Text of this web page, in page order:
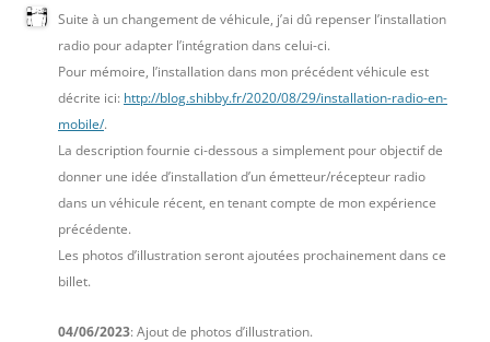
Suite à un changement de véhicule, j’ai dû repenser l’installation
radio pour adapter l’intégration dans celui-ci.
Pour mémoire, l’installation dans mon précédent véhicule est
décrite ici: http://blog.shibby.fr/2020/08/29/installation-radio-en-
mobile/.
La description fournie ci-dessous a simplement pour objectif de
donner une idée d’installation d’un émetteur/récepteur radio
dans un véhicule récent, en tenant compte de mon expérience
précédente.
Les photos d’illustration seront ajoutées prochainement dans ce
billet.
04/06/2023: Ajout de photos d’illustration.